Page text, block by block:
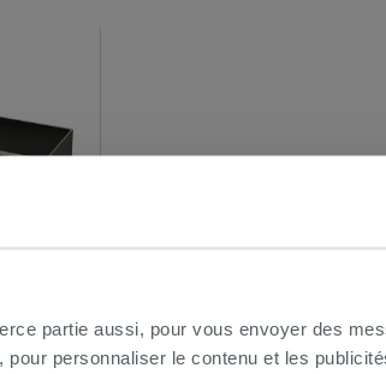
partie aussi, pour vous envoyer des
personnaliser le contenu et les